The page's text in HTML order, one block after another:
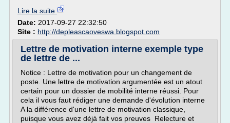
Lire la suite
Date: 2017-09-27 22:32:50
Site : http://depleascaoveswa.blogspot.com
Lettre de motivation interne exemple type
de lettre de ...
Notice : Lettre de motivation pour un changement de
poste. Une lettre de motivation argumentée est un atout
certain pour un dossier de mobilité interne réussi. Pour
cela il vous faut rédiger une demande d'évolution interne
A la différence d'une lettre de motivation classique,
puisque vous avez déjà fait vos preuves Relecture et